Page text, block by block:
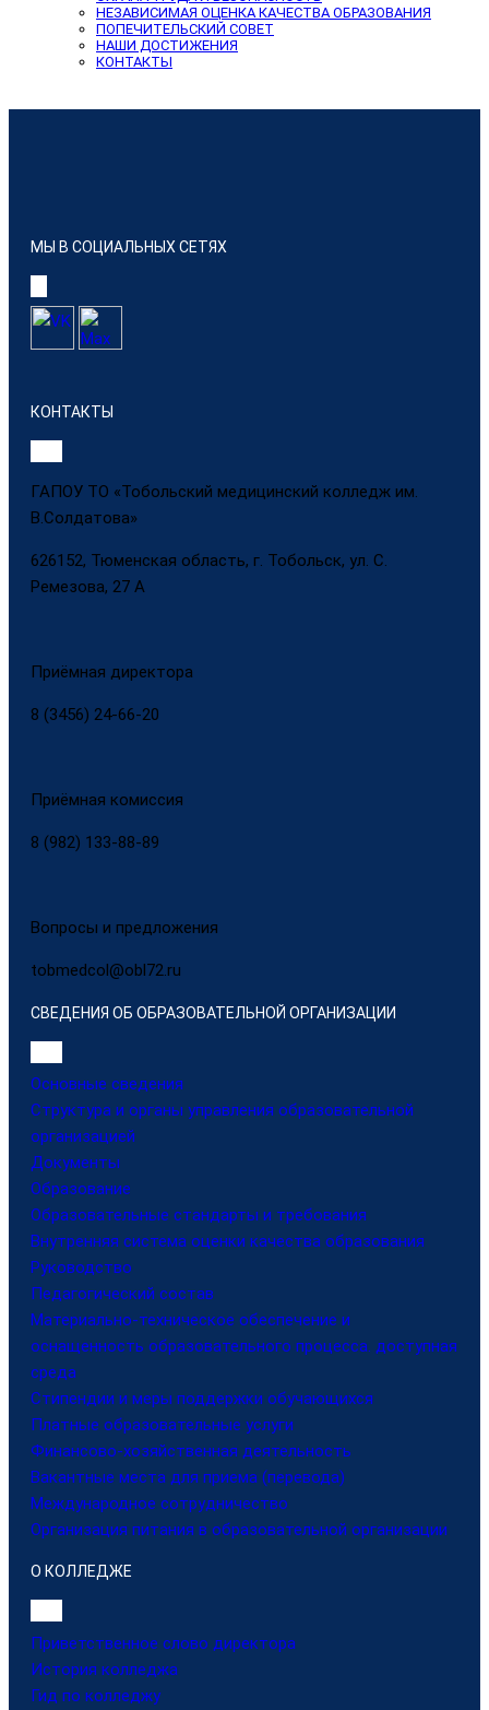
НЕЗАВИСИМАЯ ОЦЕНКА КАЧЕСТВА ОБРАЗОВАНИЯ
ПОПЕЧИТЕЛЬСКИЙ СОВЕТ
НАШИ ДОСТИЖЕНИЯ
КОНТАКТЫ
МЫ В СОЦИАЛЬНЫХ СЕТЯХ
КОНТАКТЫ
ГАПОУ ТО «Тобольский медицинский колледж им.
В.Солдатова»
626152, Тюменская область, г. Тобольск, ул. С.
Ремезова, 27 А
Приёмная директора
8 (3456) 24-66-20
Приёмная комиссия
8 (982) 133-88-89
Вопросы и предложения
tobmedcol@obl72.ru
СВЕДЕНИЯ ОБ ОБРАЗОВАТЕЛЬНОЙ ОРГАНИЗАЦИИ
Основные сведения
Структура и органы управления образовательной
организацией
Документы
Образование
Образовательные стандарты и требования
Внутренняя система оценки качества образования
Руководство
Педагогический состав
Материально-техническое обеспечение и
оснащенность образовательного процесса. доступная
среда
Стипендии и меры поддержки обучающихся
Платные образовательные услуги
Финансово-хозяйственная деятельность
Вакантные места для приема (перевода)
Международное сотрудничество
Организация питания в образовательной организации
О КОЛЛЕДЖЕ
Приветственное слово директора
История колледжа
Гид по колледжу